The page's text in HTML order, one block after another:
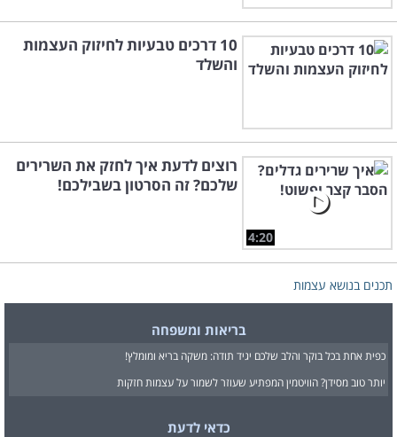
10 דרכים טבעיות לחיזוק העצמות
והשלד
4:20
רוצים לדעת איך לחזק את השרירים
שלכם? זה הסרטון בשבילכם!
תכנים בנושא עצמות
בריאות ומשפחה
כפית אחת בכל בוקר והלב שלכם יגיד תודה: משקה בריא ומומלץ!
יותר טוב מסידן? הוויטמין המפתיע שעוזר לשמור על עצמות חזקות
כדאי לדעת